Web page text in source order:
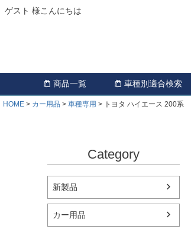
ゲスト 様こんにちは
商品一覧 車種別適合検索
HOME カー用品 車種専用 トヨタ ハイエース 200系
Category
新製品
カー用品